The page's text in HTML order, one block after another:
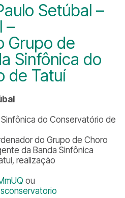
Setúbal –
–
Grupo de
Sinfônica do
de Tatuí
do Conservatório de
do Grupo de Choro
da Banda Sinfônica
realização
ou